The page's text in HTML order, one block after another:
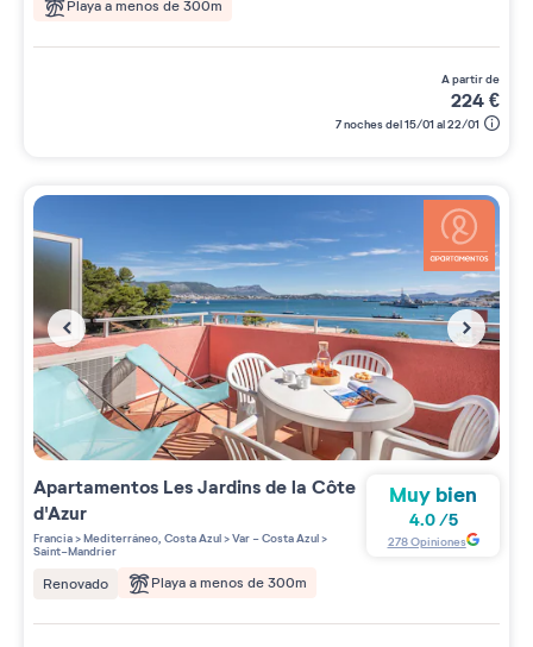
Playa a menos de 300m
a partir de
224€
7 noches del 15/01 al 22/01
Apartamentos Les Jardins de la Côte
d'Azur
Francia>Mediterráneo, Costa Azul>Var - Costa Azul>
Saint-Mandrier
Renovado Playa a menos de 300m
Muy bien
4.0/5
278Opiniones